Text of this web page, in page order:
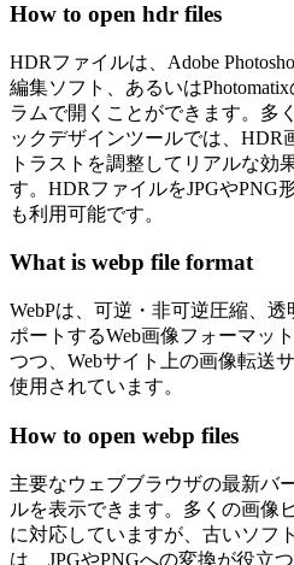
How to open hdr files
HDRファイルは、Adobe
編集ソフト、あるいは
ラムで開くことができます。多
ックデザインツールでは、HDR
トラストを調整してリアルな効
す。HDRファイルをJPGやPNG
も利用可能です。
What is webp file format
WebPは、可逆・非可逆圧縮、
ポートするWeb画像フォーマッ
つつ、Webサイト上の画像転送
使用されています。
How to open webp files
主要なウェブブラウザの最新バ
ルを表示できます。多くの画像
に対応していますが、古いソフ
は、JPGやPNGへの変換が役立